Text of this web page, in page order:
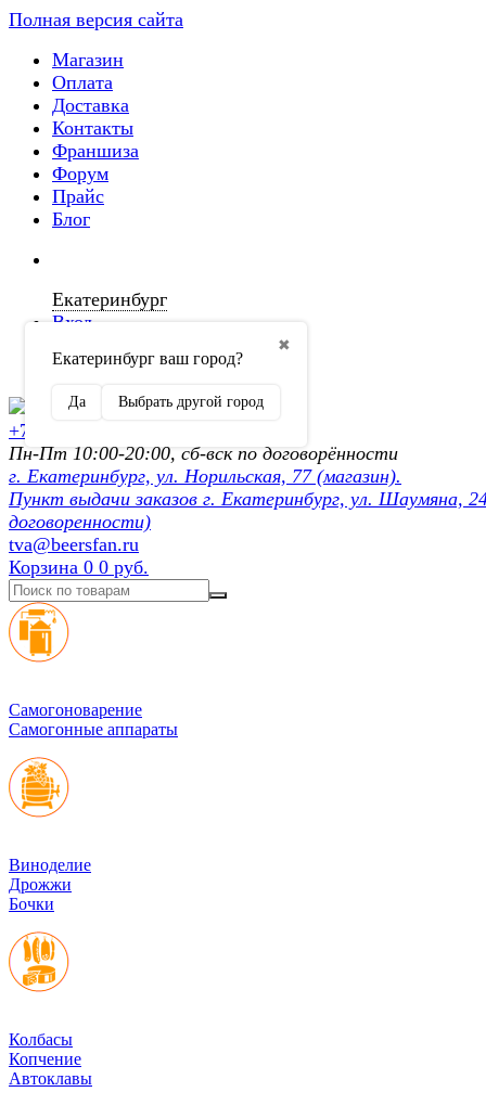
Полная версия сайта
Магазин
Оплата
Доставка
Контакты
Франшиза
Форум
Прайс
Блог
Екатеринбург
✖
Екатеринбург ваш город?
Да Выбрать другой город
Вход
Регистрация
+7 (902) 872-54-70
Пн-Пт 10:00-20:00, сб-вск по договорённости
г. Екатеринбург, ул. Норильская, 77 (магазин).
Пункт выдачи заказов г. Екатеринбург, ул. Шаумяна,
договоренности)
tva@beersfan.ru
Корзина 0 0 руб.
Cамогоноварение
Самогонные аппараты
Виноделие
Дрожжи
Бочки
Колбасы
Копчение
Автоклавы